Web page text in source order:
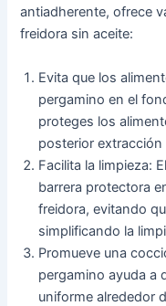
antiadherente, ofrece
freidora sin aceite:
Evita que los
pergamino en el
proteges los
posterior
Facilita la limpieza:
barrera protectora
freidora, evitando
simplificando la
Promueve una
pergamino ayuda a
uniforme alrededor